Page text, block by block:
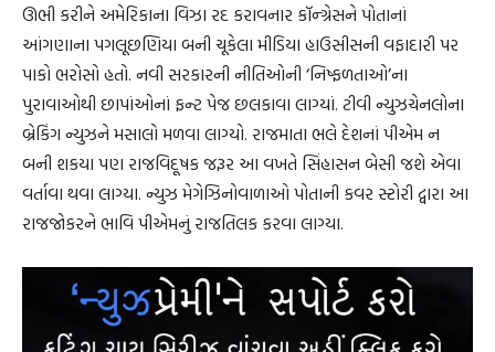
ઊભી કરીને અમેરિકાના વિઝા રદ કરાવનાર કૉન્ગ્રેસને પોતાનાં
આંગણાના પગલૂછણિયા બની ચૂકેલા મીડિયા હાઉસીસની વફાદારી પર
પાકો ભરોસો હતો. નવી સરકારની નીતિઓની ‘નિષ્ફળતાઓ’ના
પુરાવાઓથી છાપાંઓનાં ફન્ટ પેજ છલકાવા લાગ્યાં. ટીવી ન્યુઝચેનલોના
બ્રેકિંગ ન્યુઝને મસાલો મળવા લાગ્યો. રાજમાતા ભલે દેશનાં પીએમ ન
બની શકયા પણ રાજવિદૂષક જરૂર આ વખતે સિંહાસન બેસી જશે એવા
વર્તાવા થવા લાગ્યા. ન્યુઝ મેગેઝિનોવાળાઓ પોતાની કવર સ્ટોરી દ્વારા આ
રાજજોકરને ભાવિ પીએમનું રાજતિલક કરવા લાગ્યા.